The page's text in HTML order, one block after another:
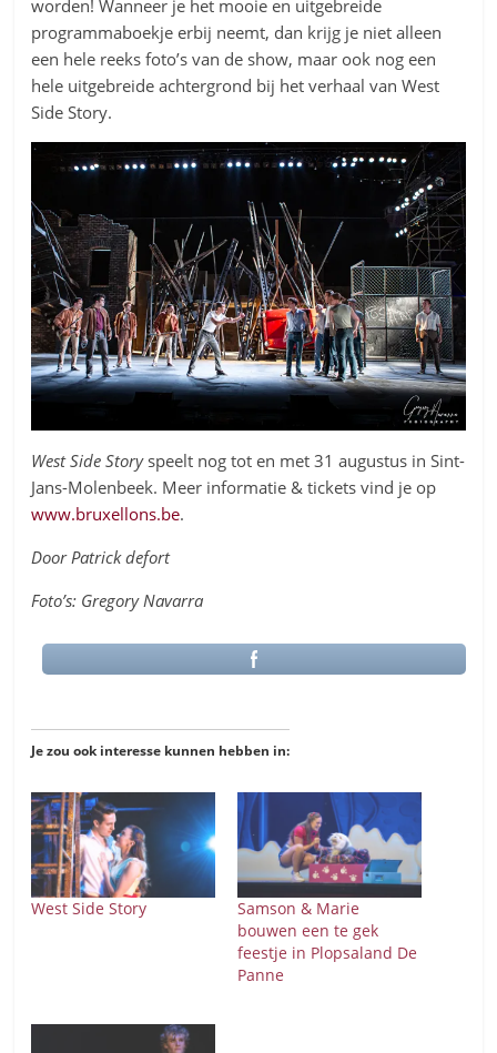
worden! Wanneer je het mooie en uitgebreide
programmaboekje erbij neemt, dan krijg je niet alleen
een hele reeks foto’s van de show, maar ook nog een
hele uitgebreide achtergrond bij het verhaal van West
Side Story.
West Side Storyspeelt nog tot en met 31 augustus in Sint-
Jans-Molenbeek. Meer informatie & tickets vind je op
www.bruxellons.be.
Door Patrick defort
Foto’s: Gregory Navarra
Je zou ook interesse kunnen hebben in:
West Side Story
Samson & Marie
bouwen een te gek
feestje in Plopsaland De
Panne